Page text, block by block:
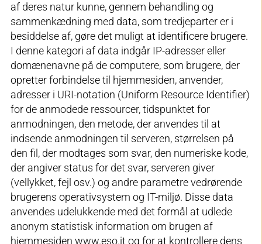
af deres natur kunne, gennem behandling og
sammenkædning med data, som tredjeparter er i
besiddelse af, gøre det muligt at identificere brugere.
I denne kategori af data indgår IP-adresser eller
domænenavne på de computere, som brugere, der
opretter forbindelse til hjemmesiden, anvender,
adresser i URI-notation (Uniform Resource Identifier)
for de anmodede ressourcer, tidspunktet for
anmodningen, den metode, der anvendes til at
indsende anmodningen til serveren, størrelsen på
den fil, der modtages som svar, den numeriske kode,
der angiver status for det svar, serveren giver
(vellykket, fejl osv.) og andre parametre vedrørende
brugerens operativsystem og IT-miljø. Disse data
anvendes udelukkende med det formål at udlede
anonym statistisk information om brugen af
hjemmesiden www.eso.it og for at kontrollere dens